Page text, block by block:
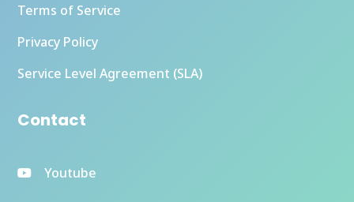
Terms of Service
Privacy Policy
Service Level Agreement (SLA)
Contact
Youtube